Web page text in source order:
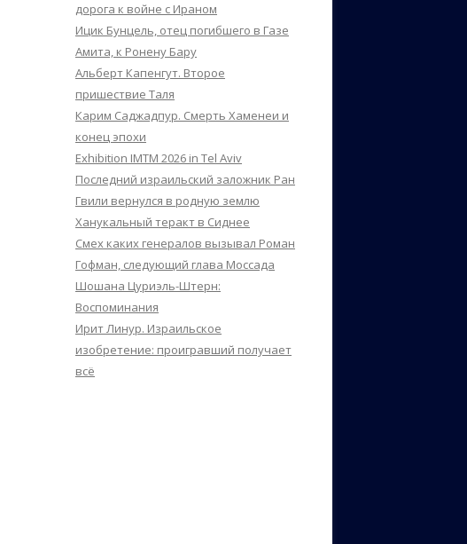
дорога к войне с Ираном
Ицик Бунцель, отец погибшего в Газе
Амита, к Ронену Бару
Альберт Капенгут. Второе
пришествие Таля
Карим Саджадпур. Смерть Хаменеи и
конец эпохи
Exhibition IMTM 2026 in Tel Aviv
Последний израильский заложник Ран
Гвили вернулся в родную землю
Ханукальный теракт в Сиднее
Смех каких генералов вызывал Роман
Гофман, следующий глава Моссада
Шошана Цуриэль-Штерн:
Воспоминания
Ирит Линур. Израильское
изобретение: проигравший получает
всё